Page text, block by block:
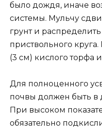
было дождя, иначе
системы. Мульчу
грунт и
приствольного
(3 см) кислого торфа
Для полноценного
почвы должен быть в
При высоком
обязательно